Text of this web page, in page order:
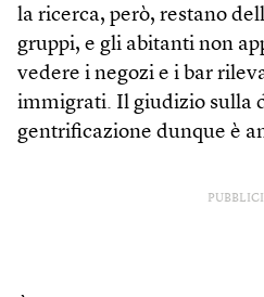
la ricerca, però, restano
gruppi, e gli abitanti non
vedere i negozi e i bar
immigrati. Il giudizio sulla
gentrificazione dunque è